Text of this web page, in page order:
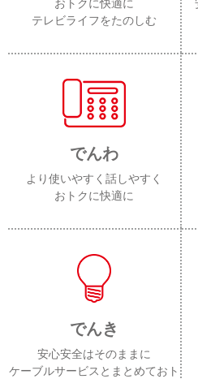
テレビライフをたのしむ
でんわ
より使いやすく話しやすく
おトクに快適に
でんき
安心安全はそのままに
ケーブルサービスとまとめておト